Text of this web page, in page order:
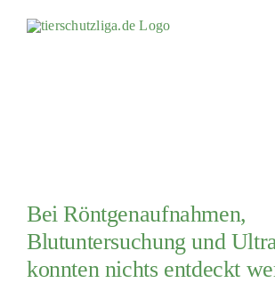
FÖRDERN & VERERBEN
KOOPERATIONEN
Bei Röntgenaufnahmen,
Blutuntersuchung und
konnten nichts entdeckt